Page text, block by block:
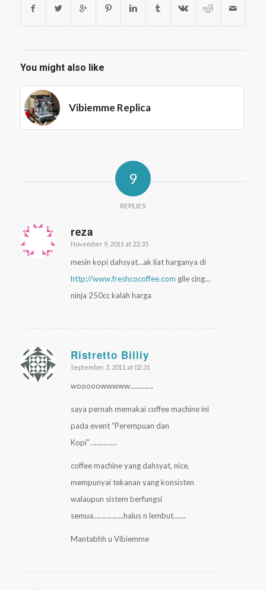
You might also like
Vibiemme Replica
9
REPLIES
reza
says:
November 9, 2011 at 22:35
mesin kopi dahsyat…ak liat harganya di
http://www.freshcocoffee.com gile cing…
ninja 250cc kalah harga
Ristretto Billiy
says:
September 3, 2011 at 02:31
wooooowwwww………….
saya pernah memakai coffee machine ini
pada event “Perempuan dan
Kopi”……………
coffee machine yang dahsyat, nice,
mempunyai tekanan yang konsisten
walaupun sistem berfungsi
semua……………..halus n lembut…….
Mantabhh u Vibiemme